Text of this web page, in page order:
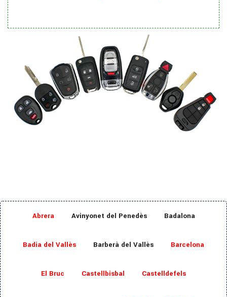
Abrera Avinyonet del Penedès Badalona
Badia del Vallès Barberà del Vallès Barcelona
El Bruc Castellbisbal Castelldefels